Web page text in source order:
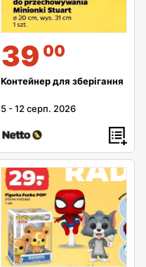
39 00
Контейнер для зберігання
5 -12 серп. 2026